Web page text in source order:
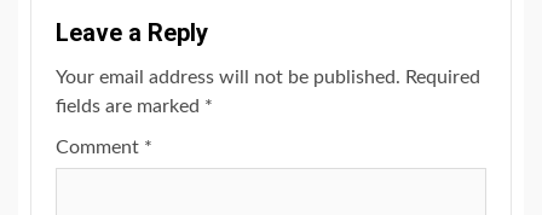
Leave a Reply
Your email address will not be published. Required
fields are marked *
Comment *